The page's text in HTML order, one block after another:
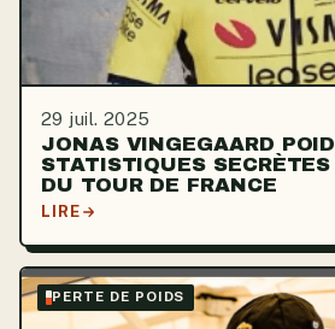
29 juil. 2025
JONAS VINGEGAARD
STATISTIQUES
DU TOUR DE FRANCE
LIRE
PERTE DE POIDS